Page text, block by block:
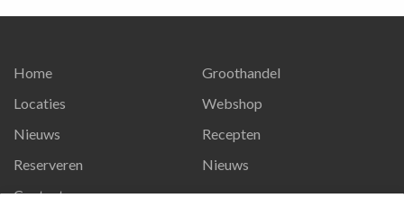
Home
Locaties
Nieuws
Reserveren
Contact
Groothandel
Webshop
Recepten
Nieuws